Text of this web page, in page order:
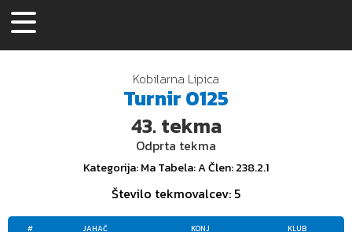
Kobilarna Lipica
Turnir0125
43. tekma
Odprta tekma
Kategorija: MaTabela: AČlen: 238.2.1
Število tekmovalcev: 5
# JAHAČ KONJ KLUB